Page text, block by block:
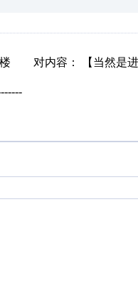
对内容： 【当然是